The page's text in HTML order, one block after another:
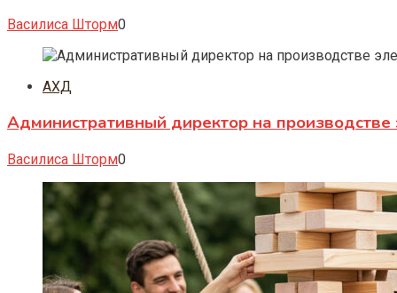
Василиса Шторм0
АХД
Административный директор на производстве
Василиса Шторм0